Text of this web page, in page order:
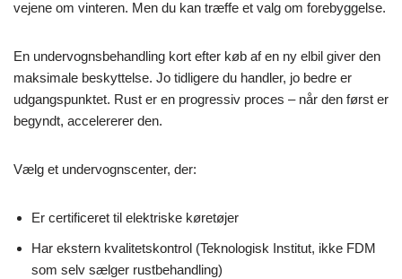
vejene om vinteren. Men du kan træffe et valg om forebyggelse.
En undervognsbehandling kort efter køb af en ny elbil giver den
maksimale beskyttelse. Jo tidligere du handler, jo bedre er
udgangspunktet. Rust er en progressiv proces – når den først er
begyndt, accelererer den.
Vælg et undervognscenter, der:
Er certificeret til elektriske køretøjer
Har ekstern kvalitetskontrol (Teknologisk Institut, ikke FDM
som selv sælger rustbehandling)